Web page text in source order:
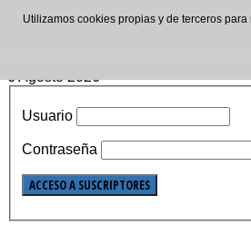
6 Agosto 2026
Usuario
Contraseña
Utilizamos cookies propias y de terceros